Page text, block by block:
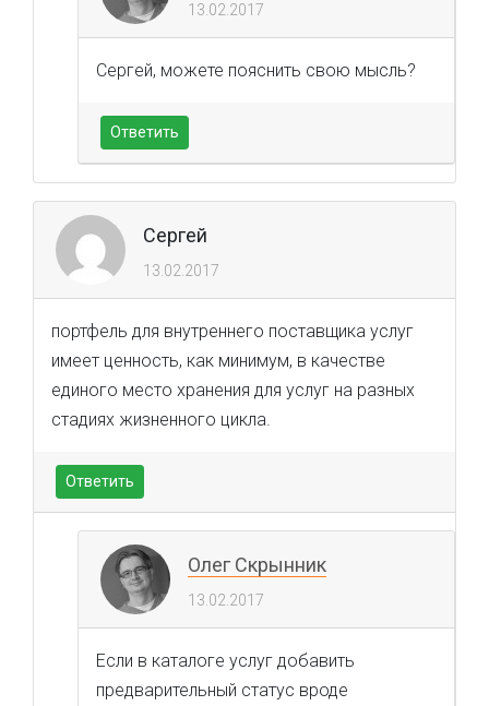
13.02.2017
Сергей, можете пояснить свою мысль?
Ответить
Сергей
13.02.2017
портфель для внутреннего поставщика услуг
имеет ценность, как минимум, в качестве
единого место хранения для услуг на разных
стадиях жизненного цикла.
Ответить
Олег Скрынник
13.02.2017
Если в каталоге услуг добавить
предварительный статус вроде